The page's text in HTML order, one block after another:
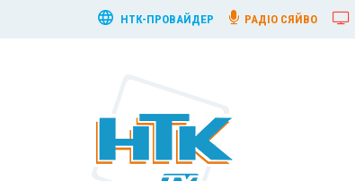
НТК-ПРОВАЙДЕР РАДІО СЯЙВО